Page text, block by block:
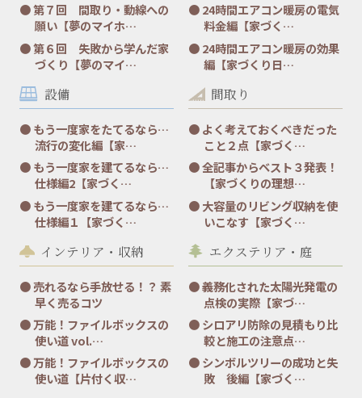
第７回 間取り・動線への
願い【夢のマイホ…
第６回 失敗から学んだ家
づくり【夢のマイ…
24時間エアコン暖房の電気
料金編【家づく…
24時間エアコン暖房の効果
編【家づくり日…
設備
もう一度家をたてるなら…
流行の変化編【家…
もう一度家を建てるなら…
仕様編2【家づく…
もう一度家を建てるなら…
仕様編１【家づく…
間取り
よく考えておくべきだった
こと２点【家づく…
全記事からベスト３発表！
【家づくりの理想…
大容量のリビング収納を使
いこなす【家づく…
インテリア・収納
売れるなら手放せる！？ 素
早く売るコツ
万能！ファイルボックスの
使い道 vol.…
万能！ファイルボックスの
使い道【片付く収…
エクステリア・庭
義務化された太陽光発電の
点検の実際【家づ…
シロアリ防除の見積もり比
較と施工の注意点…
シンボルツリーの成功と失
敗 後編【家づく…